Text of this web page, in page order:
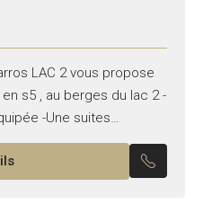
LAC 2 vous propose
s5 , au berges du lac 2 -
-Une suites
à...